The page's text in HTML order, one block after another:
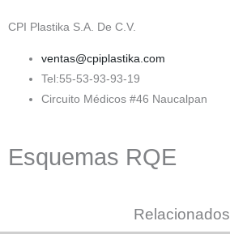
CPI Plastika S.A. De C.V.
ventas@cpiplastika.com
Tel:55-53-93-93-19
Circuito Médicos #46 Naucalpan
Esquemas RQE
Relacionados